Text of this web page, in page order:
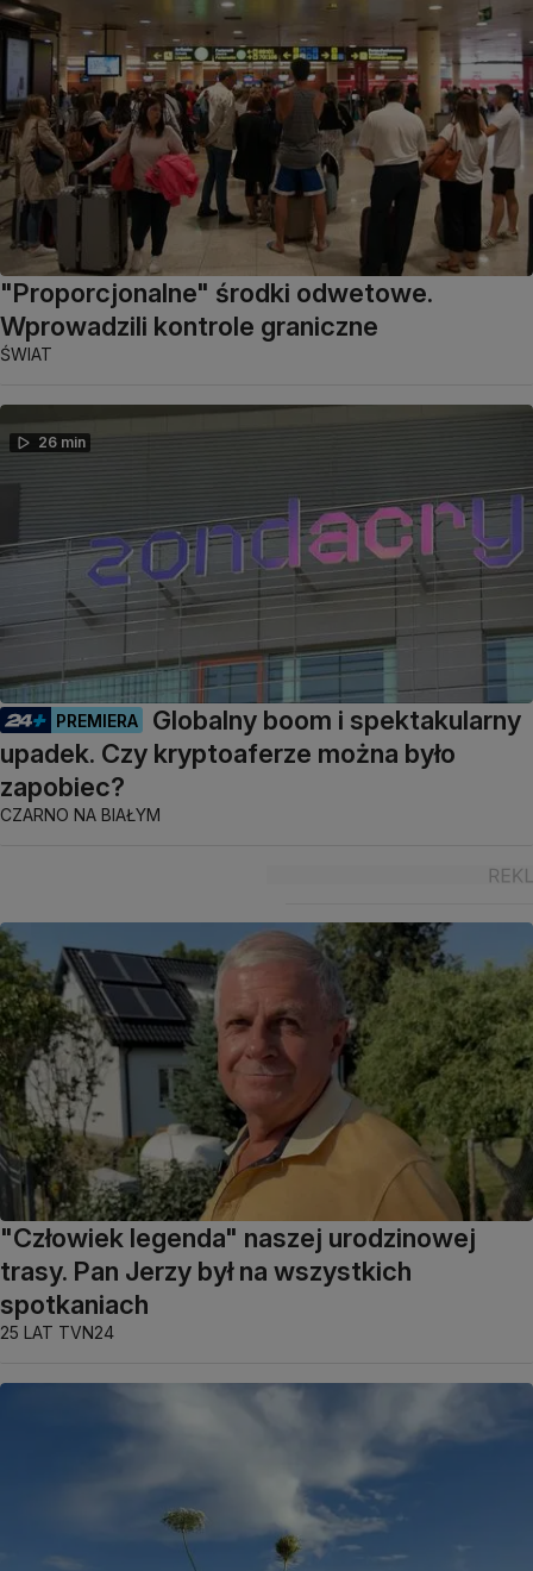
"Proporcjonalne" środki odwetowe.
Wprowadzili kontrole graniczne
ŚWIAT
26 min
PREMIERA
Globalny boom i spektakularny
upadek. Czy kryptoaferze można było
zapobiec?
CZARNO NA BIAŁYM
"Człowiek legenda" naszej urodzinowej
trasy. Pan Jerzy był na wszystkich
spotkaniach
25 LAT TVN24